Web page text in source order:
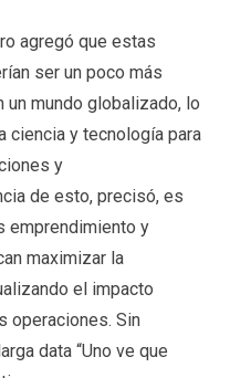
agregó que estas
ser un poco más
un mundo globalizado, lo
ciencia y tecnología para
y
de esto, precisó, es
emprendimiento y
maximizar la
el impacto
operaciones. Sin
data “Uno ve que